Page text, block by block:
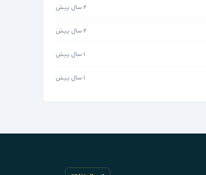
۲ سال پیش
۲ سال پیش
۱ سال پیش
۱ سال پیش